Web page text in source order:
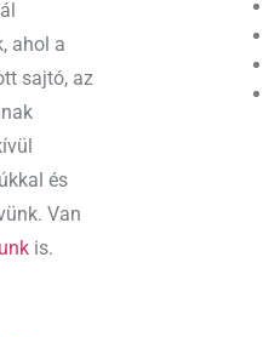
ahol a
sajtó, az
és
Van
is.